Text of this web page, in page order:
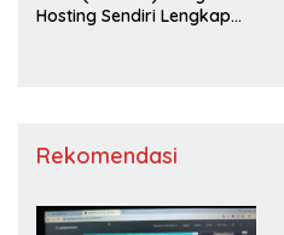
Hosting Sendiri Lengkap
Rekomendasi